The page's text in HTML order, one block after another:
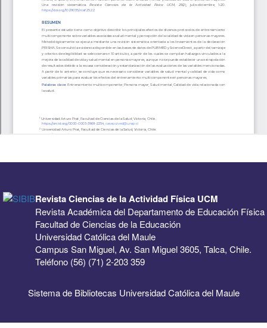
Revista Ciencias de la Actividad Física UCM
Revista Académica del Departamento de Educación Física
Facultad de Ciencias de la Educación
Universidad Católica del Maule
Campus San Miguel, Av. San Miguel 3605, Talca, Chile.
Teléfono (56) (71) 2-203 359
Sistema de Bibliotecas Universidad Católica del Maule